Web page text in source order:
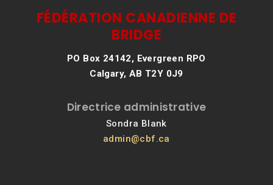
FÉDÉRATION CANADIENNE DE
BRIDGE
PO Box 24142, Evergreen RPO
Calgary, AB T2Y 0J9
Directrice administrative
Sondra Blank
admin@cbf.ca